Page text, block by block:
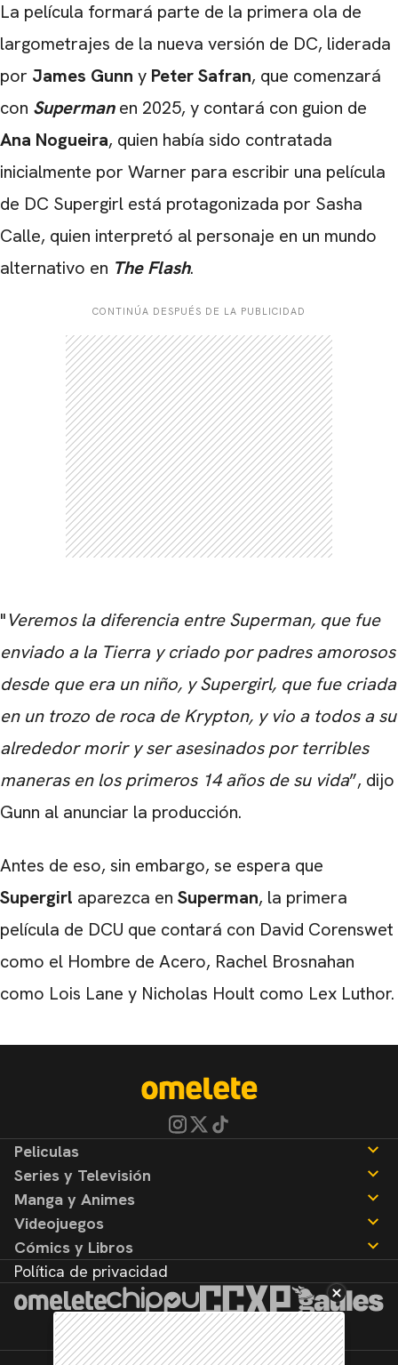
La película formará parte de la primera ola de
largometrajes de la nueva versión de DC, liderada
por James Gunn y Peter Safran, que comenzará
con Supermanen 2025, y contará con guion de
Ana Nogueira, quien había sido contratada
inicialmente por Warner para escribir una película
de DC Supergirl está protagonizada por Sasha
Calle, quien interpretó al personaje en un mundo
alternativo en The Flash.
CONTINÚA DESPUÉS DE LA PUBLICIDAD
"Veremos la diferencia entre Superman, que fue
enviado a la Tierra y criado por padres amorosos
desde que era un niño, y Supergirl, que fue criada
en un trozo de roca de Krypton, y vio a todos a su
alrededor morir y ser asesinados por terribles
maneras en los primeros 14 años de su vida”, dijo
Gunn al anunciar la producción.
Antes de eso, sin embargo, se espera que
Supergirl aparezca en Superman, la primera
película de DCU que contará con David Corenswet
como el Hombre de Acero, Rachel Brosnahan
como Lois Lane y Nicholas Hoult como Lex Luthor.
Peliculas
Noticias
Reseñas
Series y Televisión
Noticias
Reseñas
Manga y Animes
Noticias
Reseñas
Videojuegos
Noticias
Reseñas
Cómics y Libros
Noticias
Reseñas
Política de privacidad